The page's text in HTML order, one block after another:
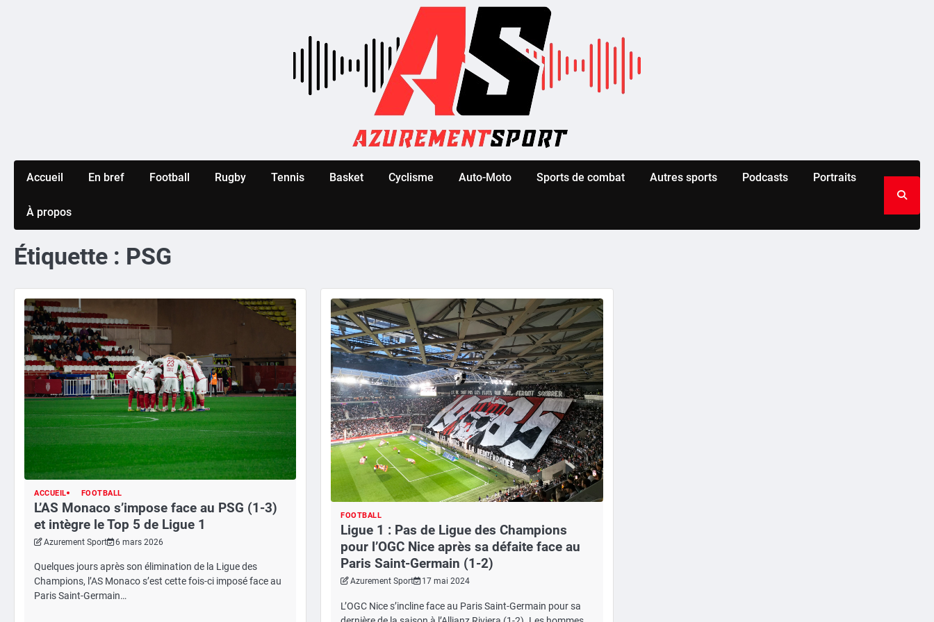
Accueil En bref Football Rugby Tennis Basket Cyclisme Auto-Moto Sports de combat Autres sports Podcasts Portraits
À propos
Étiquette : PSG
ACCUEIL FOOTBALL
L’AS Monaco s’impose face au PSG (1-3)
et intègre le Top 5 de Ligue 1
Azurement Sport 6 mars 2026
Quelques jours après son élimination de la Ligue des
Champions, l’AS Monaco s’est cette fois-ci imposé face au
Paris Saint-Germain…
FOOTBALL
Ligue 1 : Pas de Ligue des Champions
pour l’OGC Nice après sa défaite face au
Paris Saint-Germain (1-2)
Azurement Sport 17 mai 2024
L’OGC Nice s’incline face au Paris Saint-Germain pour sa